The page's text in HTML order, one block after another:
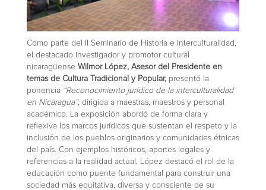
Como parte del II Seminario de Historia e Interculturalidad,
el destacado investigador y promotor cultural
nicaragüense Wilmor López, Asesor del Presidente en
temas de Cultura Tradicional y Popular, presentó la
ponencia “Reconocimiento jurídico de la interculturalidad
en Nicaragua”, dirigida a maestras, maestros y personal
académico. La exposición abordó de forma clara y
reflexiva los marcos jurídicos que sustentan el respeto y la
inclusión de los pueblos originarios y comunidades étnicas
del país. Con ejemplos históricos, aportes legales y
referencias a la realidad actual, López destacó el rol de la
educación como puente fundamental para construir una
sociedad más equitativa, diversa y consciente de su